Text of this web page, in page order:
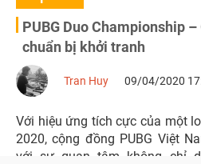
PUBG Duo Championship
chuẩn bị khởi tranh
Tran Huy 09/04/2020
Với hiệu ứng tích cực của một
2020, cộng đồng PUBG Việt
với sự quan tâm không chỉ